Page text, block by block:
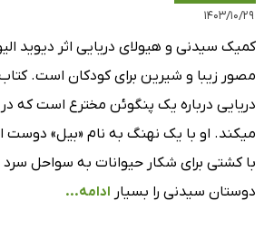
۱۴۰۳/۱۰/۲۹
کمیک سیدنی و هیولای دریایی اثر دیوید
مصور زیبا و شیرین برای کودکان است.
دریایی درباره یک پنگوئن مخترع است که
میکند. او با یک نهنگ به نام «بیل» دوست
با کشتی برای شکار حیوانات به سواحل
دوستان سیدنی را بسیار ادامه...